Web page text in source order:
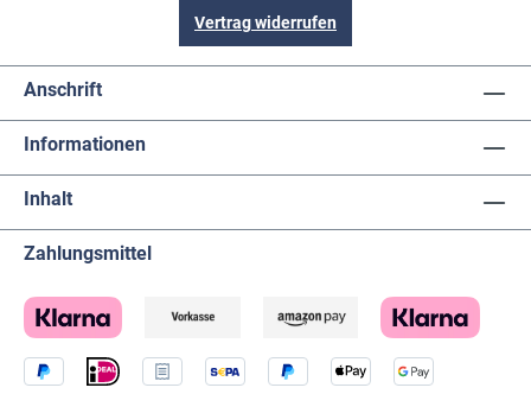
Vertrag widerrufen
Anschrift
Informationen
Inhalt
Zahlungsmittel